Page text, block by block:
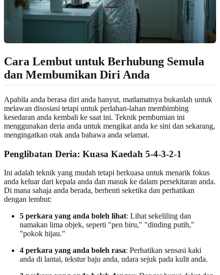
Cara Lembut untuk Berhubung Semula
dan Membumikan Diri Anda
Apabila anda berasa diri anda hanyut, matlamatnya bukanlah untuk
melawan disosiasi tetapi untuk perlahan-lahan membimbing
kesedaran anda kembali ke saat ini. Teknik pembumian ini
menggunakan deria anda untuk mengikat anda ke sini dan sekarang,
mengingatkan otak anda bahawa anda selamat.
Penglibatan Deria: Kuasa Kaedah 5-4-3-2-1
Ini adalah teknik yang mudah tetapi berkuasa untuk menarik fokus
anda keluar dari kepala anda dan masuk ke dalam persekitaran anda.
Di mana sahaja anda berada, berhenti seketika dan perhatikan
dengan lembut:
5 perkara yang anda boleh lihat: Lihat sekeliling dan
namakan lima objek, seperti "pen biru," "dinding putih,"
"pokok hijau."
4 perkara yang anda boleh rasa: Perhatikan sensasi kaki
anda di lantai, tekstur baju anda, udara sejuk pada kulit anda.